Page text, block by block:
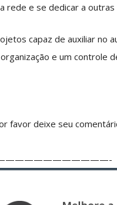
rede e se dedicar a
capaz de auxiliar no
e um controle
favor deixe seu